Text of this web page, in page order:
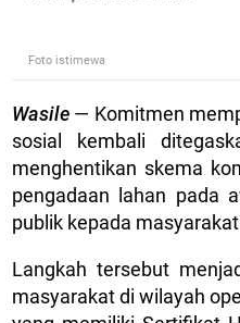
Foto istimewa
Wasile — Komitmen
sosial kembali
menghentikan skema
pengadaan lahan pada
publik kepada
Langkah tersebut
masyarakat di wilayah